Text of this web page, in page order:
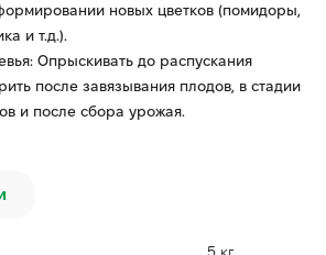
новых цветков (помидоры,
и т.д.).
Опрыскивать до распускания
после завязывания плодов, в стадии
и после сбора урожая.
5 кг